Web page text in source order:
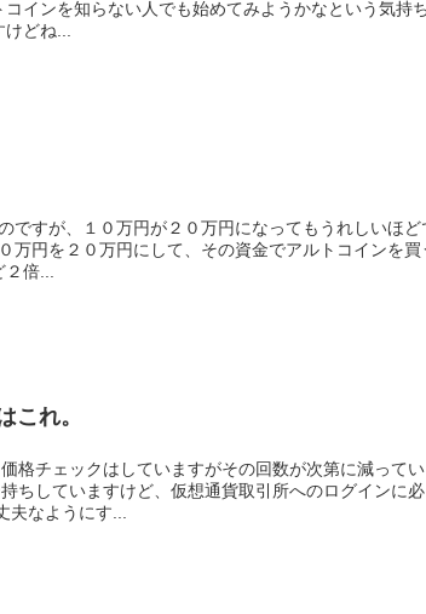
ですけどね...
れど２倍...
これ。
格チェックはしていますがその回数が次第に減ってい
夫なようにす...